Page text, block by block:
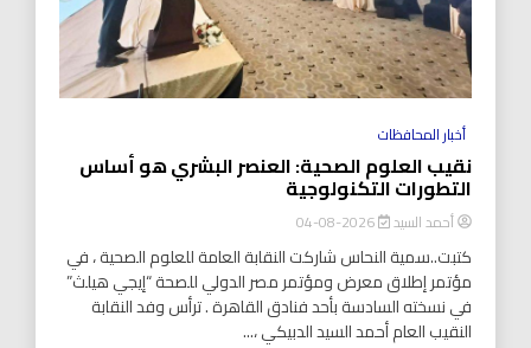
أخبار المحافظات
نقيب العلوم الصحية: العنصر البشري هو أساس
التطورات التكنولوجية
أحمد السيد 2026-08-04
كتبت..سمية النحاس شاركت النقابة العامة للعلوم الصحية ، في
مؤتمر إطلاق معرض ومؤتمر مصر الدولي للصحة “إيجي هيلث”
في نسخته السادسة بأحد فنادق القاهرة . ترأس وفد النقابة
النقيب العام أحمد السيد الدبيكي ،...